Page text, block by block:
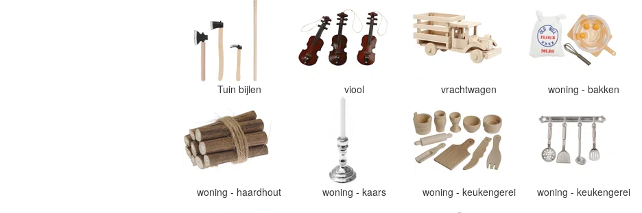
Tuin bijlen viool vrachtwagen woning - bakken
woning - haardhout woning - kaars woning - keukengerei woning - keukengerei